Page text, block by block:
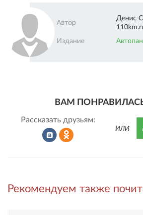
Автор
Денис
Издание
ВАМ ПОНРАВИЛАСЬ
Рассказать друзьям:
во в
ИЛИ
Рекомендуем также